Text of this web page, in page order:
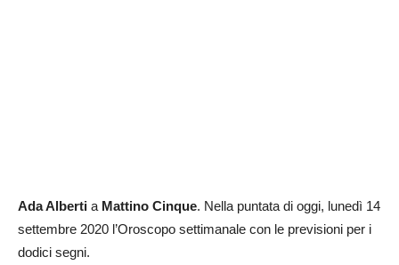
Ada Alberti aMattino Cinque. Nella puntata di oggi, lunedì 14
settembre 2020 l’Oroscopo settimanale con le previsioni per i
dodici segni.